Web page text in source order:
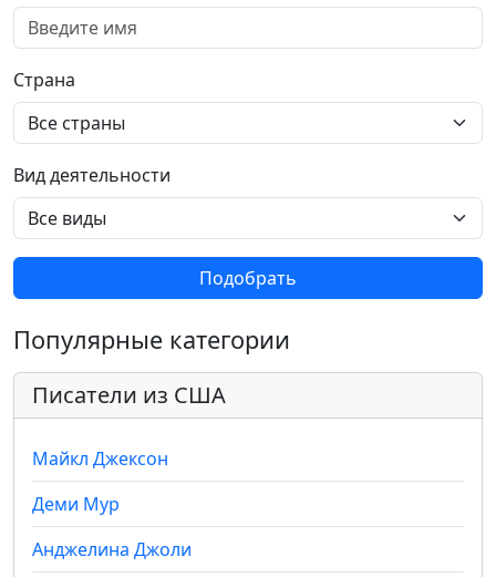
Страна
Вид деятельности
Подобрать
Популярные категории
Писатели из США
Майкл Джексон
Деми Мур
Анджелина Джоли